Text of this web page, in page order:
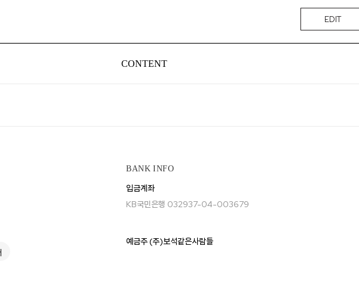
EDIT
CONTENT
BANK INFO
입금계좌
KB국민은행 032937-04-003679
예금주 (주)보석같은사람들